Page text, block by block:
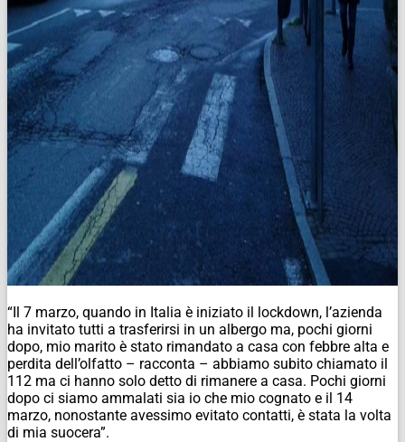
“Il 7 marzo, quando in Italia è iniziato il lockdown, l’azienda
ha invitato tutti a trasferirsi in un albergo ma, pochi giorni
dopo, mio marito è stato rimandato a casa con febbre alta e
perdita dell’olfatto – racconta – abbiamo subito chiamato il
112 ma ci hanno solo detto di rimanere a casa. Pochi giorni
dopo ci siamo ammalati sia io che mio cognato e il 14
marzo, nonostante avessimo evitato contatti, è stata la volta
di mia suocera”.